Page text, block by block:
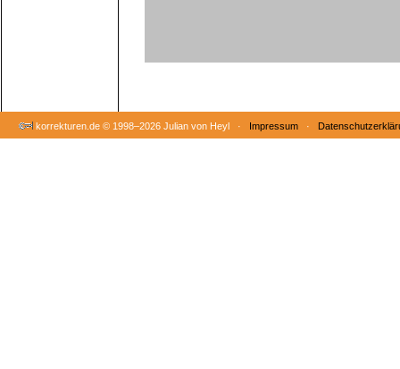
korrekturen.de © 1998–2026 Julian von Heyl · Impressum ·